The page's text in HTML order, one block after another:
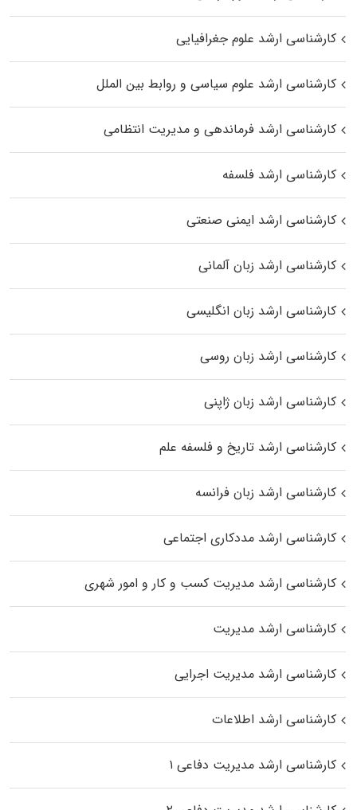
کارشناسی ارشد علوم جغرافیایی
کارشناسی ارشد علوم سیاسی و روابط بین الملل
کارشناسی ارشد فرماندهی و مدیریت انتظامی
کارشناسی ارشد فلسفه
کارشناسی ارشد ایمنی صنعتی
کارشناسی ارشد زبان آلمانی
کارشناسی ارشد زبان انگلیسی
کارشناسی ارشد زبان روسی
کارشناسی ارشد زبان ژاپنی
کارشناسی ارشد تاریخ و فلسفه علم
کارشناسی ارشد زبان فرانسه
کارشناسی ارشد مددکاری اجتماعی
کارشناسی ارشد مدیریت کسب و کار و امور شهری
کارشناسی ارشد مدیریت
کارشناسی ارشد مدیریت اجرایی
کارشناسی ارشد اطلاعات
کارشناسی ارشد مدیریت دفاعی ۱